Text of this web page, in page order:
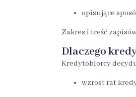
opisujące
Zakres i treść
Dlaczego
Kredytobiorcy
wzrost rat